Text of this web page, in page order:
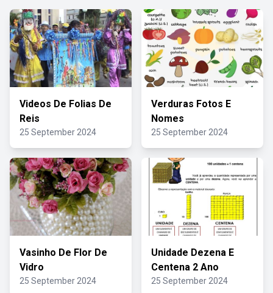
Videos De Folias De
Reis
25 September 2024
Verduras Fotos E
Nomes
25 September 2024
Vasinho De Flor De
Vidro
25 September 2024
Unidade Dezena E
Centena 2 Ano
25 September 2024